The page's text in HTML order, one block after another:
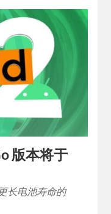
版本将于
长电池寿命的